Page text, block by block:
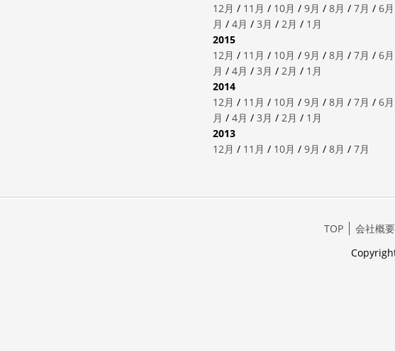
12月 / 11月 / 10月 / 9月 / 8月 / 7月 / 6月
月 / 4月 / 3月 / 2月 / 1月
2015
12月 / 11月 / 10月 / 9月 / 8月 / 7月 / 6月
月 / 4月 / 3月 / 2月 / 1月
2014
12月 / 11月 / 10月 / 9月 / 8月 / 7月 / 6月
月 / 4月 / 3月 / 2月 / 1月
2013
12月 / 11月 / 10月 / 9月 / 8月 / 7月
TOP 会社概要